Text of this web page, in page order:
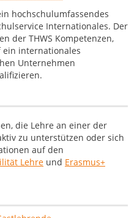
hochschulumfassendes
Internationales. Der
der THWS Kompetenzen,
internationales
Unternehmen
die Lehre an einer der
zu unterstützen oder sich
auf den
Lehre und Erasmus+